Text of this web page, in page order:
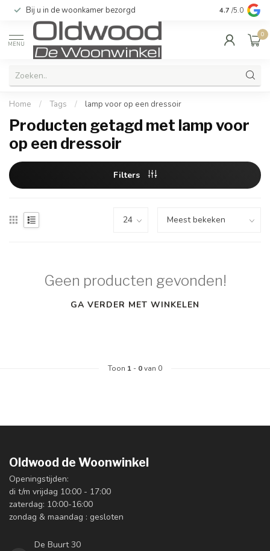
Bij u in de woonkamer bezorgd Kwaliteit &
4.7 /5.0
MENU
0
Home / Tags / lamp voor op een dressoir
Producten getagd met lamp voor
op een dressoir
Filters
Geen producten gevonden!
GA VERDER MET WINKELEN
Toon 1 - 0van 0
Oldwood de Woonwinkel
Openingstijden:
di t/m vrijdag 10:00 - 17:00
zaterdag: 10:00-16:00
zondag & maandag : gesloten
De Buurt 30